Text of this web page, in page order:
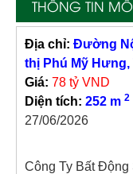
THÔNG TIN
Địa chỉ: Đường
thị Phú Mỹ Hưng,
Giá: 78 tỷ VND
Diện tích: 252 m 2
27/06/2026
Công Ty Bất Động